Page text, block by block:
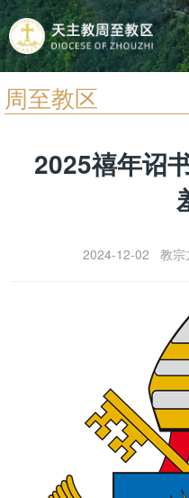
周至教区
宗教法规
2025禧年诏
2024-12-02 教宗